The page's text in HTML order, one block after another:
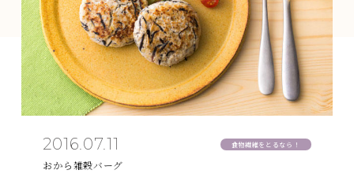
2016.07.11 食物繊維をとるなら！
おから雑穀バーグ